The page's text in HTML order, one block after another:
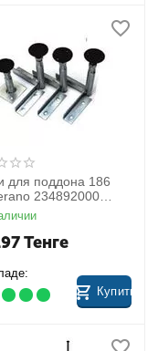
для поддона 186
234892000
Тенге
Купить